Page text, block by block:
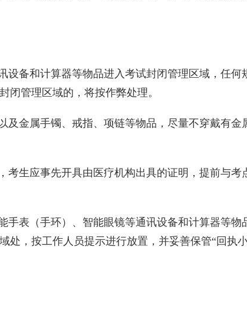
备和计算器等物品进入考试封闭管理区域，任何
闭管理区域的，将按作弊处理。
及金属手镯、戒指、项链等物品，尽量不穿戴有金
生应事先开具由医疗机构出具的证明，提前与考
表（手环）、智能眼镜等通讯设备和计算器等物
处，按工作人员提示进行放置，并妥善保管“回执